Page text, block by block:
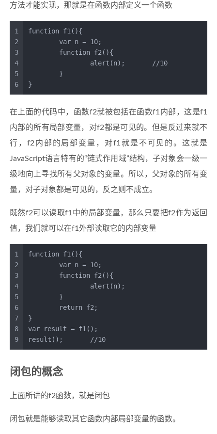
方法才能实现，那就是在函数内部定义一个函数
1
2
3
4
5
6
function f1 ( ){
var n = 10;
function f2 ( ){
alert
//10
	}
}
在上面的代码中，函数f2就被包括在函数f1内部，这是f1
内部的所有局部变量，对f2都是可见的。但是反过来就不
行，f2内部的局部变量，对f1就是不可见的。这就是
JavaScript语言特有的“链式作用域”结构，子对象会一级一
级地向上寻找所有父对象的变量。所以，父对象的所有变
量，对子对象都是可见的，反之则不成立。
既然f2可以读取f1中的局部变量，那么只要把f2作为返回
值，我们就可以在f1外部读取它的内部变量
1
2
3
4
5
6
7
8
9
function f1 ( ){
var n = 10;
function f2 ( ){
alert (n);
	}
return f2;
}
var result = f1 ();
result
//10
闭包的概念
上面所讲的f2函数，就是闭包
闭包就是能够读取其它函数内部局部变量的函数。